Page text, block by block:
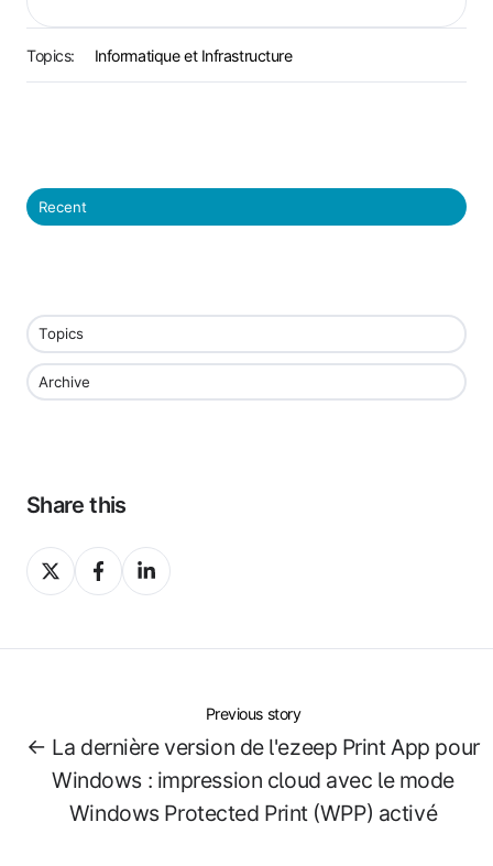
Topics: Informatique et Infrastructure
Recent
Topics
Archive
Share this
Share
on
Share
on
Share
on
Previous story
← La dernière version de l'ezeep Print App pour
Windows : impression cloud avec le mode
Windows Protected Print (WPP) activé